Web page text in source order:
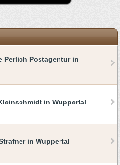
Perlich Postagentur in
in Wuppertal
in Wuppertal